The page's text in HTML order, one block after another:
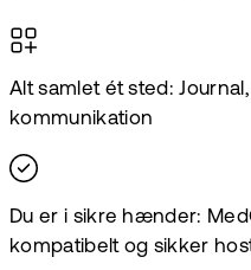
Alt samlet ét sted:
kommunikation
Du er i sikre hænder:
kompatibelt og sikker